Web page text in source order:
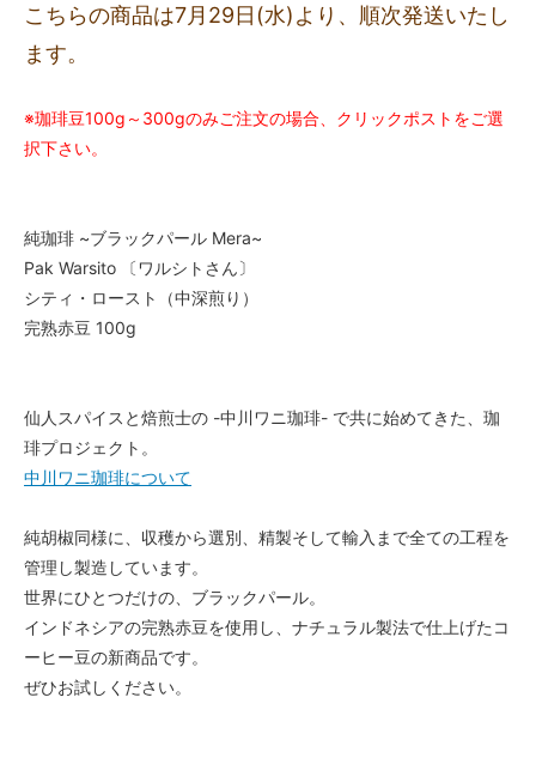
こちらの商品は7月29日(水)より、順次発送いたし
ます。
※珈琲豆100g～300gのみご注文の場合、クリックポストをご選
択下さい。
純珈琲 ~ブラックパール Mera~
Pak Warsito 〔ワルシトさん〕
シティ・ロースト（中深煎り）
完熟赤豆 100g
仙人スパイスと焙煎士の -中川ワニ珈琲- で共に始めてきた、珈
琲プロジェクト。
中川ワニ珈琲について
純胡椒同様に、収穫から選別、精製そして輸入まで全ての工程を
管理し製造しています。
世界にひとつだけの、ブラックパール。
インドネシアの完熟赤豆を使用し、ナチュラル製法で仕上げたコ
ーヒー豆の新商品です。
ぜひお試しください。